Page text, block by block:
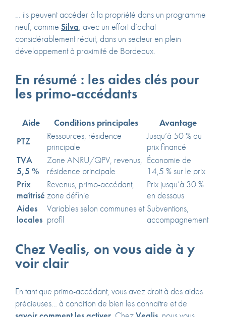
… ils peuvent accéder à la propriété dans un programme
neuf, comme Silva, avec un effort d’achat
considérablement réduit, dans un secteur en plein
développement à proximité de Bordeaux.
En résumé : les aides clés pour
les primo-accédants
Aide Conditions principales
Avantage
PTZ
Ressources, résidence
principale
Jusqu’à 50 % du
prix financé
TVA
5,5 %
Zone ANRU/QPV, revenus,
résidence principale
Économie de
14,5 % sur le prix
Prix
maîtrisé
Revenus, primo-accédant,
zone définie
Prix jusqu’à 30 %
en dessous
Aides
locales
Variables selon communes et
profil
Subventions,
accompagnement
Chez Vealis, on vous aide à y
voir clair
En tant que primo-accédant, vous avez droit à des aides
précieuses… à condition de bien les connaître et de